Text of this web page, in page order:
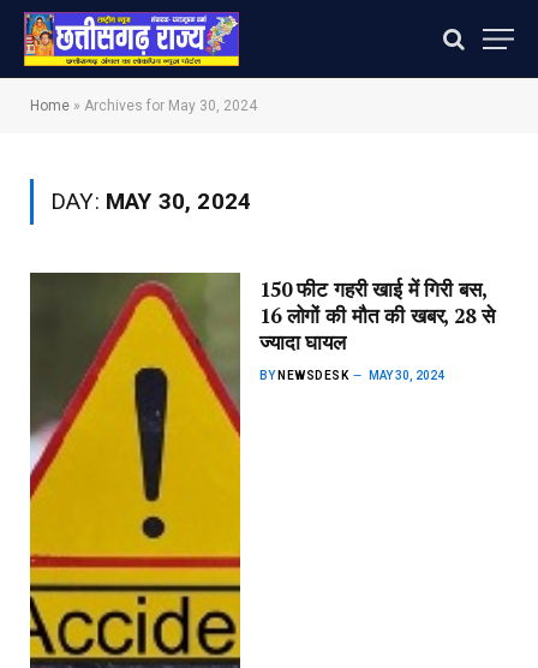
Home » Archives for May 30, 2024
DAY: MAY 30, 2024
150 फीट गहरी खाई में गिरी बस,
16 लोगों की मौत की खबर, 28 से
ज्यादा घायल
BY NEWSDESK MAY 30, 2024